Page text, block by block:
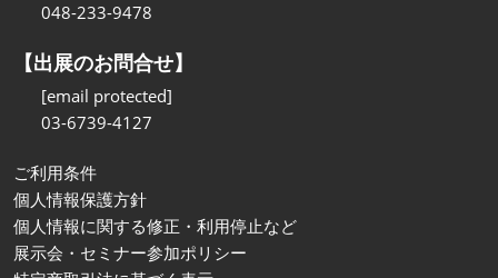
048-233-9478
【出展のお問合せ】
[email protected]
03-6739-4127
ご利用条件
個人情報保護方針
個人情報に関する修正・利用停止など
展示会・セミナー参加ポリシー